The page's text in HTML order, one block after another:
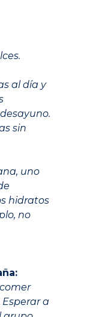
al día y
sin
uno
hidratos
no
a